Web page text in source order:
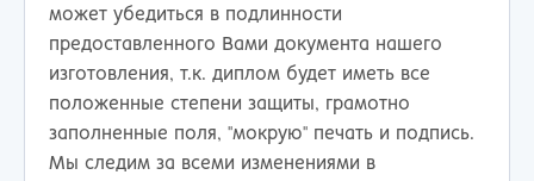
может убедиться в подлинности
предоставленного Вами документа нашего
изготовления, т.к. диплом будет иметь все
положенные степени защиты, грамотно
заполненные поля, "мокрую" печать и подпись.
Мы следим за всеми изменениями в